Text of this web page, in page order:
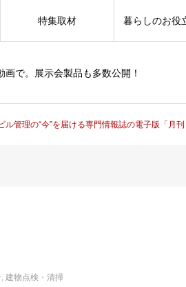
で。展示会製品も多数公開！
特集取材 暮らしのお役
ル管理の“今”を届ける専門情報誌の電子版「月
建物点検・清掃